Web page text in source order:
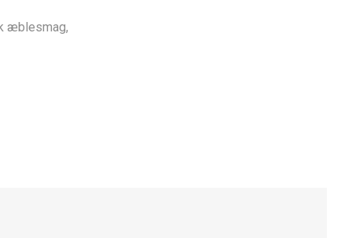
æblesmag,